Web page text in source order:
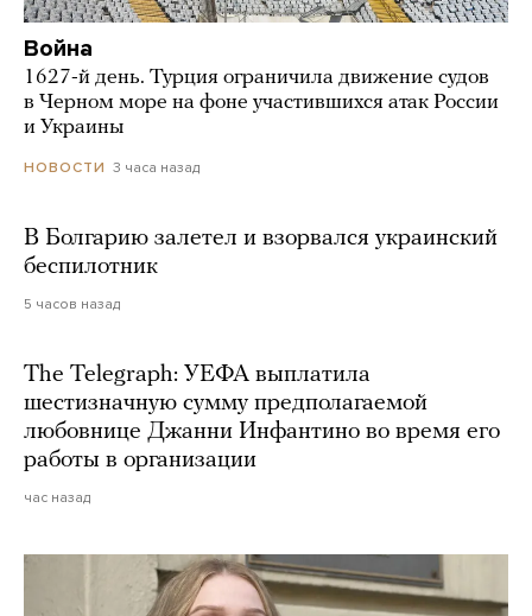
Война
1627-й день. Турция ограничила движение судов
в Черном море на фоне участившихся атак России
и Украины
НОВОСТИ 3 часа назад
В Болгарию залетел и взорвался украинский
беспилотник
5 часов назад
The Telegraph: УЕФА выплатила
шестизначную сумму предполагаемой
любовнице Джанни Инфантино во время его
работы в организации
час назад